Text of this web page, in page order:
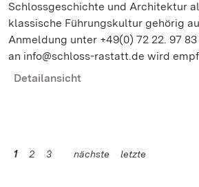
Schlossgeschichte und Architektur
klassische Führungskultur gehörig
Anmeldung unter +49(0) 72 22. 97
an info@schloss-rastatt.de wird
Detailansicht
1 2 3 nächste letzte